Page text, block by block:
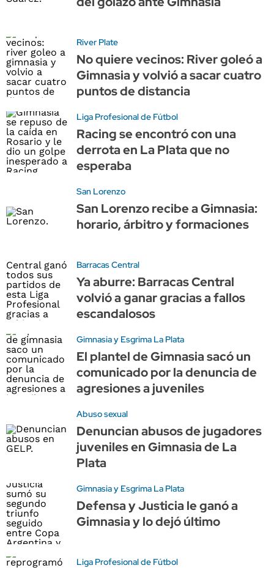
River Plate
No quiere vecinos: River goleó a
Gimnasia y volvió a sacar cuatro
puntos de distancia
Liga Profesional de Fútbol
Racing se encontró con una
derrota en La Plata que no
esperaba
San Lorenzo
San Lorenzo recibe a Gimnasia:
horario, árbitro y formaciones
Barracas Central
Ya aburre: Barracas Central
volvió a ganar gracias a fallos
escandalosos
Gimnasia y Esgrima La Plata
El plantel de Gimnasia sacó un
comunicado por la denuncia de
agresiones a juveniles
Abuso sexual
Denuncian abusos de jugadores
juveniles en Gimnasia de La
Plata
Gimnasia y Esgrima La Plata
Defensa y Justicia le ganó a
Gimnasia y lo dejó último
Liga Profesional de Fútbol